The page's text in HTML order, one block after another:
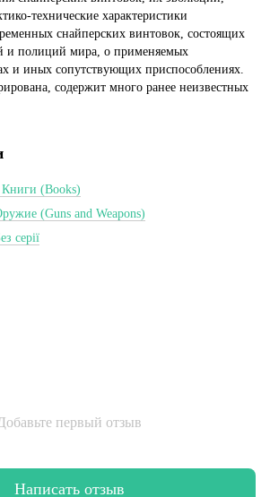
технические характеристики
снайперских винтовок, состоящих
и полиций мира, о применяемых
и иных сопутствующих приспособлениях.
содержит много ранее неизвестных
(Books)
(Guns and Weapons)
серії
первый отзыв
Написать отзыв